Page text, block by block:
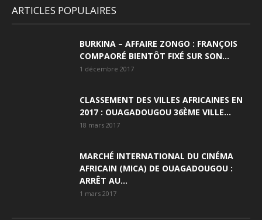
ARTICLES POPULAIRES
BURKINA – AFFAIRE ZONGO : FRANÇOIS
COMPAORÉ BIENTÔT FIXÉ SUR SON...
1 décembre 2017
CLASSEMENT DES VILLES AFRICAINES EN
2017 : OUAGADOUGOU 36ÈME VILLE...
18 mars 2017
MARCHÉ INTERNATIONAL DU CINÉMA
AFRICAIN (MICA) DE OUAGADOUGOU :
ARRÊT AU...
1 mars 2017